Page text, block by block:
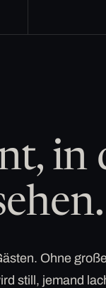
in
Ohne
still, jemand